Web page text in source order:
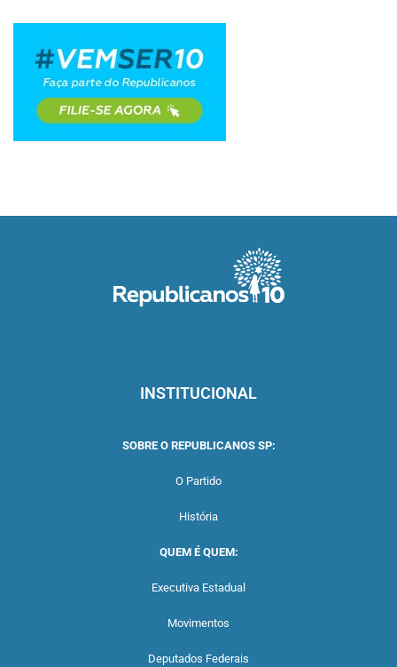
INSTITUCIONAL
SOBRE O REPUBLICANOS SP:
O Partido
História
QUEM É QUEM:
Executiva Estadual
Movimentos
Deputados Federais